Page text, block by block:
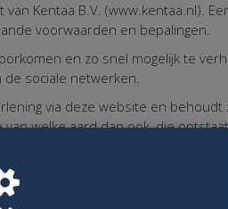
Kentaa B.V. (www.kentaa.nl).
voorwaarden en bepalingen.
en zo snel mogelijk te
de sociale netwerken.
via deze website en
welke aard dan ook, die
aan apparatuur of programma's.